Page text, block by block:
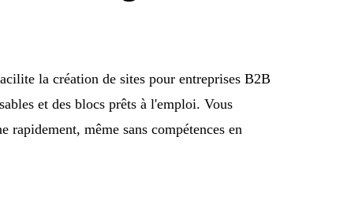
la création de sites pour entreprises B2B
et des blocs prêts à l'emploi. Vous
rapidement, même sans compétences en